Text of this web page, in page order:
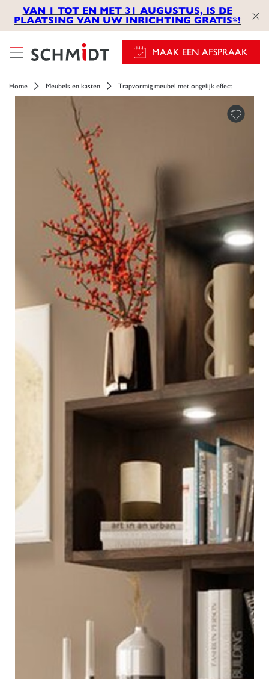
VAN 1 TOT EN MET 31 AUGUSTUS, IS DE
PLAATSING VAN UW INRICHTING GRATIS*!
MAAK EEN AFSPRAAK
Home Meubels en kasten Trapvormig meubel met ongelijk effect